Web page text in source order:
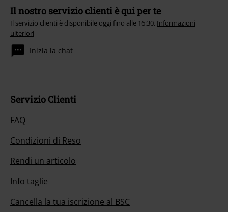
Il nostro servizio clienti è qui per te
Il servizio clienti è disponibile oggi fino alle 16:30. Informazioni
ulteriori
Inizia la chat
Servizio Clienti
FAQ
Condizioni di Reso
Rendi un articolo
Info taglie
Cancella la tua iscrizione al BSC